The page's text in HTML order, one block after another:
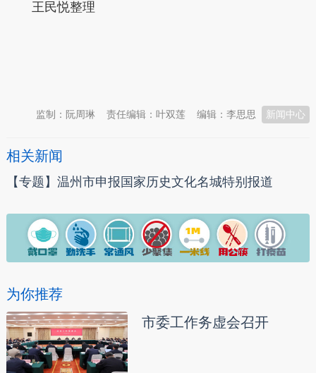
王民悦整理
新闻中心
编辑：李思思
责任编辑：叶双莲
监制：阮周琳
相关新闻
【专题】温州市申报国家历史文化名城特别报道
为你推荐
市委工作务虚会召开